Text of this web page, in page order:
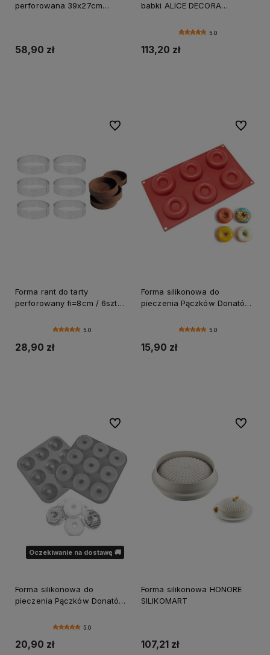
perforowana 39x27cm
58,90 zł
babki ALICE DECORA
5.0
113,20 zł
Forma rant do tarty
perforowany fi=8cm / 6szt
5.0
28,90 zł
Do ulubionych
Forma silikonowa do
pieczenia Pączków Donatów
5.0
15,90 zł
Do
Oczekiwanie na dostawę 🚚
Forma silikonowa do
pieczenia Pączków Donatów
5.0
20,90 zł
Do ulubionych
Forma silikonowa HONORE
SILIKOMART
107,21 zł
Do